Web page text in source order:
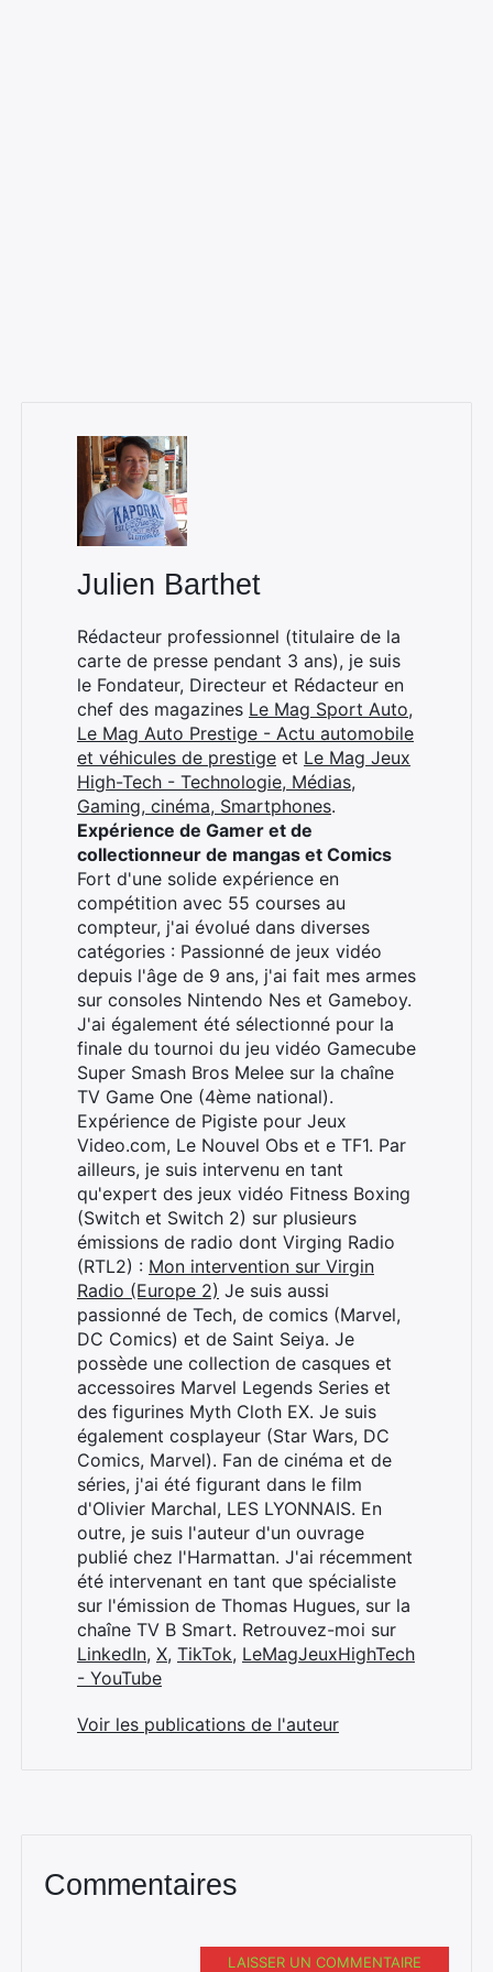
Julien Barthet
Rédacteur professionnel (titulaire de la
carte de presse pendant 3 ans), je suis
le Fondateur, Directeur et Rédacteur en
chef des magazines Le Mag Sport Auto,
Le Mag Auto Prestige - Actu automobile
et véhicules de prestige et Le Mag Jeux
High-Tech - Technologie, Médias,
Gaming, cinéma, Smartphones.
Expérience de Gamer et de
collectionneur de mangas et Comics
Fort d'une solide expérience en
compétition avec 55 courses au
compteur, j'ai évolué dans diverses
catégories : Passionné de jeux vidéo
depuis l'âge de 9 ans, j'ai fait mes armes
sur consoles Nintendo Nes et Gameboy.
J'ai également été sélectionné pour la
finale du tournoi du jeu vidéo Gamecube
Super Smash Bros Melee sur la chaîne
TV Game One (4ème national).
Expérience de Pigiste pour Jeux
Video.com, Le Nouvel Obs et e TF1. Par
ailleurs, je suis intervenu en tant
qu'expert des jeux vidéo Fitness Boxing
(Switch et Switch 2) sur plusieurs
émissions de radio dont Virging Radio
(RTL2) : Mon intervention sur Virgin
Radio (Europe 2) Je suis aussi
passionné de Tech, de comics (Marvel,
DC Comics) et de Saint Seiya. Je
possède une collection de casques et
accessoires Marvel Legends Series et
des figurines Myth Cloth EX. Je suis
également cosplayeur (Star Wars, DC
Comics, Marvel). Fan de cinéma et de
séries, j'ai été figurant dans le film
d'Olivier Marchal, LES LYONNAIS. En
outre, je suis l'auteur d'un ouvrage
publié chez l'Harmattan. J'ai récemment
été intervenant en tant que spécialiste
sur l'émission de Thomas Hugues, sur la
chaîne TV B Smart. Retrouvez-moi sur
LinkedIn, X, TikTok, LeMagJeuxHighTech
- YouTube
Voir les publications de l'auteur
Commentaires
LAISSER UN COMMENTAIRE
Rechercher
: